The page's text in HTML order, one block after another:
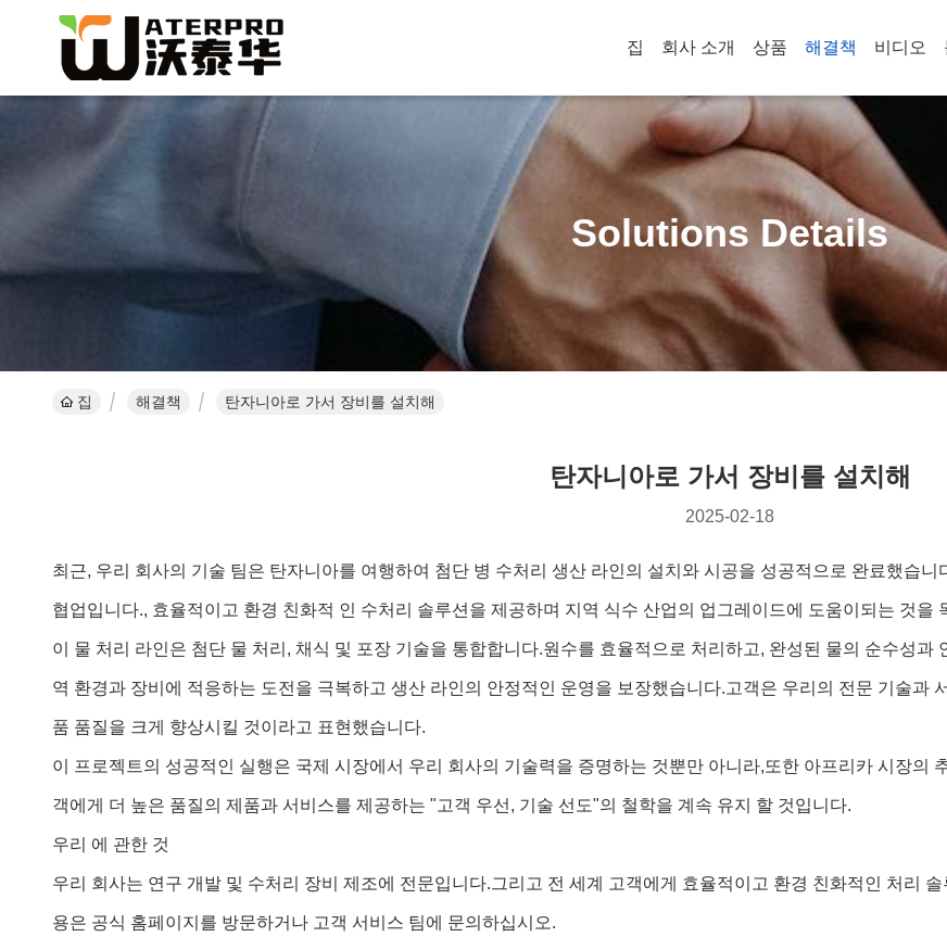
집 회사 소개 상품 해결책 비디오
Solutions Details
집 해결책 탄자니아로 가서 장비를 설치해
탄자니아로 가서 장비를 설치해
2025-02-18
최근, 우리 회사의 기술 팀은 탄자니아를 여행하여 첨단 병 수처리 생산 라인의 설치와 시공을 성공적으로 완료했습
협업입니다., 효율적이고 환경 친화적 인 수처리 솔루션을 제공하며 지역 식수 산업의 업그레이드에 도움이되는 것을
이 물 처리 라인은 첨단 물 처리, 채식 및 포장 기술을 통합합니다.원수를 효율적으로 처리하고, 완성된 물의 순수성과
역 환경과 장비에 적응하는 도전을 극복하고 생산 라인의 안정적인 운영을 보장했습니다.고객은 우리의 전문 기술과
품 품질을 크게 향상시킬 것이라고 표현했습니다.
이 프로젝트의 성공적인 실행은 국제 시장에서 우리 회사의 기술력을 증명하는 것뿐만 아니라,또한 아프리카 시장의
객에게 더 높은 품질의 제품과 서비스를 제공하는 "고객 우선, 기술 선도"의 철학을 계속 유지 할 것입니다.
우리 에 관한 것
우리 회사는 연구 개발 및 수처리 장비 제조에 전문입니다.그리고 전 세계 고객에게 효율적이고 환경 친화적인 처리
용은 공식 홈페이지를 방문하거나 고객 서비스 팀에 문의하십시오.